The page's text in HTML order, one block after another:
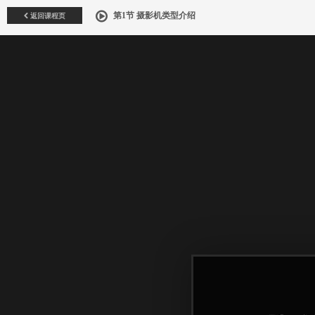
返回课程页 第1节 摄影机类型介绍